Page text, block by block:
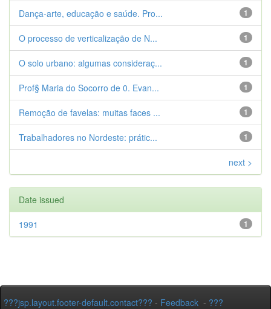
1
Dança-arte, educação e saúde. Pro...
1
O processo de verticalização de N...
1
O solo urbano: algumas consideraç...
1
Prof§ Maria do Socorro de 0. Evan...
1
Remoção de favelas: muitas faces ...
1
Trabalhadores no Nordeste: prátic...
next >
Date issued
1
1991
???jsp.layout.footer-default.contact??? - Feedback - ???